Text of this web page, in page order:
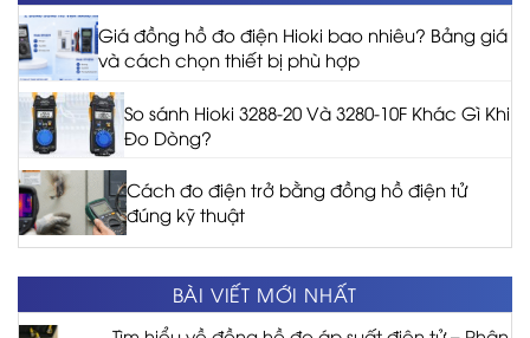
Giá đồng hồ đo điện Hioki bao nhiêu? Bảng giá
và cách chọn thiết bị phù hợp
So sánh Hioki 3288-20 Và 3280-10F Khác Gì Khi
Đo Dòng?
Cách đo điện trở bằng đồng hồ điện tử
đúng kỹ thuật
BÀI VIẾT MỚI NHẤT